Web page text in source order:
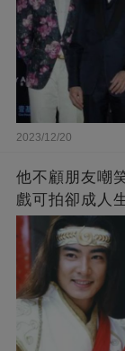
2023/12/20
他不顧朋友嘲
戲可拍卻成人